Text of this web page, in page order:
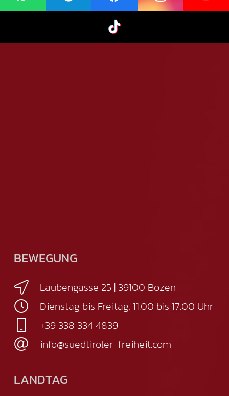
BEWEGUNG
Laubengasse 25 | 39100 Bozen
Dienstag bis Freitag, 11.00 bis 17.00 Uhr
+39 338 334 4839
info@suedtiroler-freiheit.com
LANDTAG